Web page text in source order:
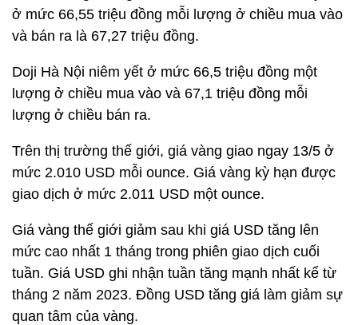
ở mức 66,55 triệu đồng mỗi lượng ở chiều mua vào
và bán ra là 67,27 triệu đồng.
Doji Hà Nội niêm yết ở mức 66,5 triệu đồng một
lượng ở chiều mua vào và 67,1 triệu đồng mỗi
lượng ở chiều bán ra.
Trên thị trường thế giới, giá vàng giao ngay 13/5 ở
mức 2.010 USD mỗi ounce. Giá vàng kỳ hạn được
giao dịch ở mức 2.011 USD một ounce.
Giá vàng thế giới giảm sau khi giá USD tăng lên
mức cao nhất 1 tháng trong phiên giao dịch cuối
tuần. Giá USD ghi nhận tuần tăng mạnh nhất kể từ
tháng 2 năm 2023. Đồng USD tăng giá làm giảm sự
quan tâm của vàng.